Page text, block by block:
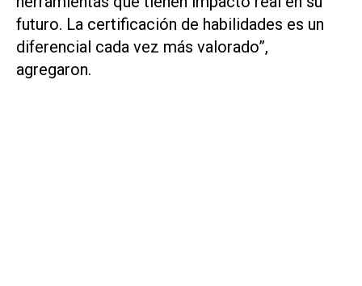
futuro. La certificación de habilidades es un
diferencial cada vez más valorado”,
agregaron.